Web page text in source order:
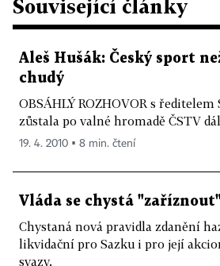
Související články
Aleš Hušák: Český sport
chudý
OBSÁHLÝ ROZHOVOR s ředitelem
zůstala po valné hromadě ČSTV
19. 4. 2010 ▪ 8 min. čtení
Vláda se chystá
Chystaná nová pravidla zdanění
likvidační pro Sazku i pro její
svazy.